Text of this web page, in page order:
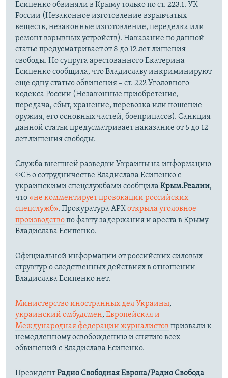
Есипенко обвиняли в Крыму только по ст. 223.1. УК
России (Незаконное изготовление взрывчатых
веществ, незаконные изготовление, переделка или
ремонт взрывных устройств). Наказание по данной
статье предусматривает от 8 до 12 лет лишения
свободы. Но супруга арестованного Екатерина
Есипенко сообщила, что Владиславу инкриминируют
еще одну статью обвинения – ст. 222 Уголовного
кодекса России (Незаконные приобретение,
передача, сбыт, хранение, перевозка или ношение
оружия, его основных частей, боеприпасов). Санкция
данной статьи предусматривает наказание от 5 до 12
лет лишения свободы.
Служба внешней разведки Украины на информацию
ФСБ о сотрудничестве Владислава Есипенко с
украинскими спецслужбами сообщила Крым.Реалии,
что «не комментирует провокации российских
спецслужб». Прокуратура АРКоткрыла уголовное
производствопо факту задержания и ареста в Крыму
Владислава Есипенко.
Официальной информации от российских силовых
структур о следственных действиях в отношении
Владислава Есипенко нет.
Министерство иностранных дел Украины,
украинский омбудсмен, Европейская и
Международная федерации журналистов призвали к
немедленному освобождению и снятию всех
обвинений с Владислава Есипенко.
ПрезидентРадио Свободная Европа/Радио Свобода